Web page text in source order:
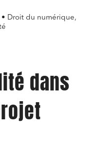
Droit du numérique,
dans